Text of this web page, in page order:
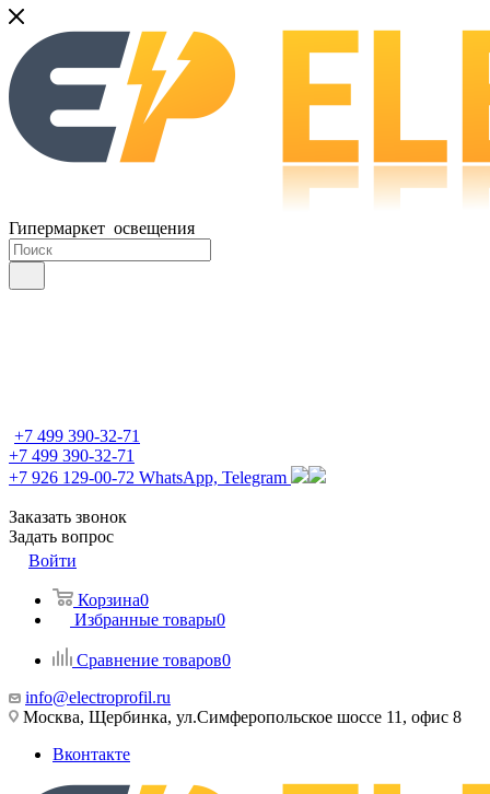
Гипермаркет освещения
+7 499 390-32-71
+7 499 390-32-71
+7 926 129-00-72 WhatsApp, Telegram
Заказать звонок
Задать вопрос
Войти
Корзина0
Избранные товары0
Сравнение товаров0
info@electroprofil.ru
Москва, Щербинка, ул.Симферопольское шоссе 11, офис 8
Вконтакте